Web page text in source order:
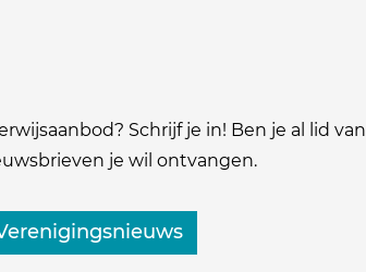
Schrijf je in! Ben je al lid van
je wil ontvangen.